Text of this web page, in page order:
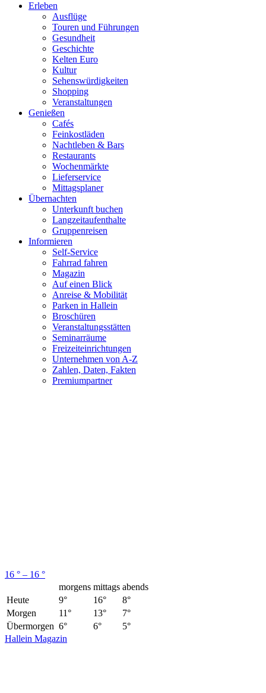
Erleben
Ausflüge
Touren und Führungen
Gesundheit
Geschichte
Kelten Euro
Kultur
Sehenswürdigkeiten
Shopping
Veranstaltungen
Genießen
Cafés
Feinkostläden
Nachtleben & Bars
Restaurants
Wochenmärkte
Lieferservice
Mittagsplaner
Übernachten
Unterkunft buchen
Langzeitaufenthalte
Gruppenreisen
Informieren
Self-Service
Fahrrad fahren
Magazin
Auf einen Blick
Anreise & Mobilität
Parken in Hallein
Broschüren
Veranstaltungsstätten
Seminarräume
Freizeiteinrichtungen
Unternehmen von A-Z
Zahlen, Daten, Fakten
Premiumpartner
16 ° – 16 °
morgens mittags abends
Heute
9° 16°
8°
Morgen
11° 13°
7°
Übermorgen 6° 6°
5°
Hallein Magazin